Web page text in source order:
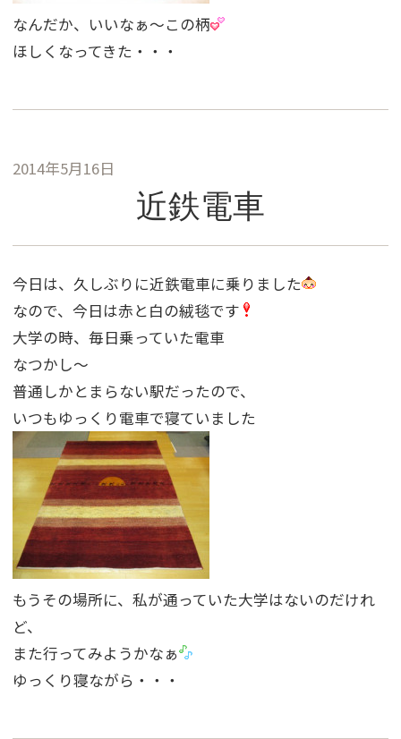
なんだか、いいなぁ〜この柄
ほしくなってきた・・・
2014年5月16日
近鉄電車
今日は、久しぶりに近鉄電車に乗りました
なので、今日は赤と白の絨毯です
大学の時、毎日乗っていた電車
なつかし〜
普通しかとまらない駅だったので、
いつもゆっくり電車で寝ていました
もうその場所に、私が通っていた大学はないのだけれ
ど、
また行ってみようかなぁ
ゆっくり寝ながら・・・